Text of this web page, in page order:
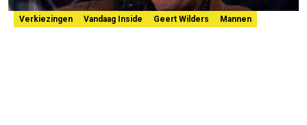
Verkiezingen Vandaag Inside Geert Wilders Mannen